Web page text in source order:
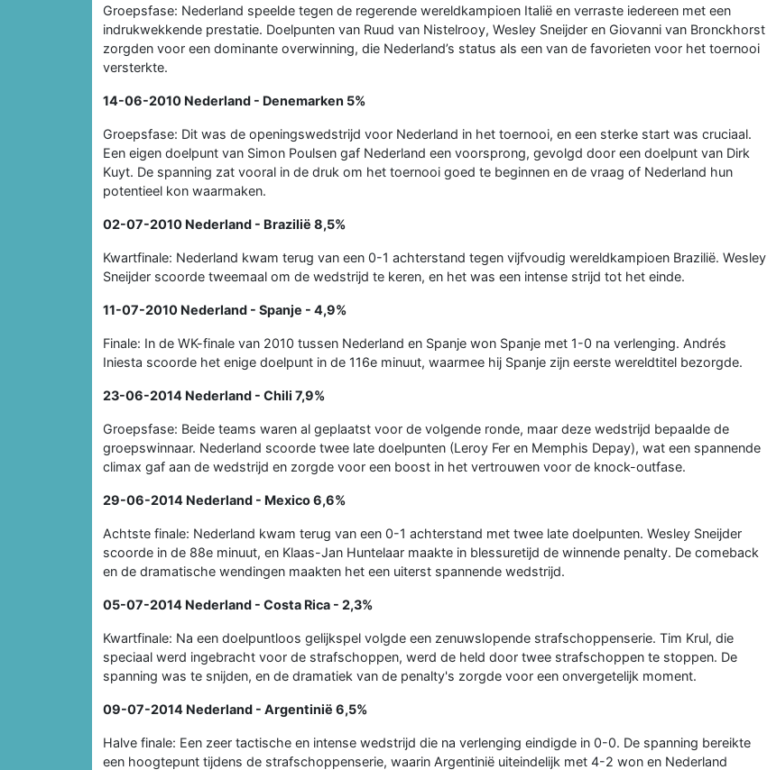
Groepsfase: Nederland speelde tegen de regerende wereldkampioen Italië en verraste iedereen met een
indrukwekkende prestatie. Doelpunten van Ruud van Nistelrooy, Wesley Sneijder en Giovanni van Bronckhorst
zorgden voor een dominante overwinning, die Nederland’s status als een van de favorieten voor het toernooi
versterkte.
14-06-2010 Nederland - Denemarken 5%
Groepsfase: Dit was de openingswedstrijd voor Nederland in het toernooi, en een sterke start was cruciaal.
Een eigen doelpunt van Simon Poulsen gaf Nederland een voorsprong, gevolgd door een doelpunt van Dirk
Kuyt. De spanning zat vooral in de druk om het toernooi goed te beginnen en de vraag of Nederland hun
potentieel kon waarmaken.
02-07-2010 Nederland - Brazilië 8,5%
Kwartfinale: Nederland kwam terug van een 0-1 achterstand tegen vijfvoudig wereldkampioen Brazilië. Wesley
Sneijder scoorde tweemaal om de wedstrijd te keren, en het was een intense strijd tot het einde.
11-07-2010 Nederland - Spanje - 4,9%
Finale: In de WK-finale van 2010 tussen Nederland en Spanje won Spanje met 1-0 na verlenging. Andrés
Iniesta scoorde het enige doelpunt in de 116e minuut, waarmee hij Spanje zijn eerste wereldtitel bezorgde.
23-06-2014 Nederland - Chili 7,9%
Groepsfase: Beide teams waren al geplaatst voor de volgende ronde, maar deze wedstrijd bepaalde de
groepswinnaar. Nederland scoorde twee late doelpunten (Leroy Fer en Memphis Depay), wat een spannende
climax gaf aan de wedstrijd en zorgde voor een boost in het vertrouwen voor de knock-outfase.
29-06-2014 Nederland - Mexico6,6%
Achtste finale: Nederland kwam terug van een 0-1 achterstand met twee late doelpunten. Wesley Sneijder
scoorde in de 88e minuut, en Klaas-Jan Huntelaar maakte in blessuretijd de winnende penalty. De comeback
en de dramatische wendingen maakten het een uiterst spannende wedstrijd.
05-07-2014 Nederland - Costa Rica - 2,3%
Kwartfinale: Na een doelpuntloos gelijkspel volgde een zenuwslopende strafschoppenserie. Tim Krul, die
speciaal werd ingebracht voor de strafschoppen, werd de held door twee strafschoppen te stoppen. De
spanning was te snijden, en de dramatiek van de penalty's zorgde voor een onvergetelijk moment.
09-07-2014 Nederland - Argentinië 6,5%
Halve finale: Een zeer tactische en intense wedstrijd die na verlenging eindigde in 0-0. De spanning bereikte
een hoogtepunt tijdens de strafschoppenserie, waarin Argentinië uiteindelijk met 4-2 won en Nederland